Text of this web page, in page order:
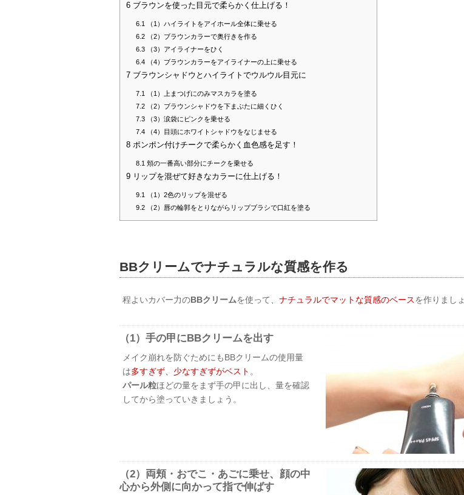
6 ブラウンを使った目元で柔らかく仕上げる！
6.1
（1）ハイライトをアイホール全体に乗せる
6.2（2）ブラウンカラーで奥行きを作る
6.3（3）アイライナーをひく
6.4（4）ブラウンカラーをアイライナーの上に乗せる
7 ブラウンシャドウとハイライトでウルウル目元に
7.1
（1）上まつげにのみマスカラを塗る
7.2（2）ブラウンシャドウを下まぶたに細くひく
7.3（3）涙袋にピンクを乗せる
7.4（4）目頭にホワイトシャドウをなじませる
8 ポンポン付けチークで柔らかく血色感を足す！
8.1 頬の一番高い部分にチークを乗せる
9 リップを混ぜて好きなカラーに仕上げる！
9.1
（1）2色のリップを混ぜる
9.2（2）唇の輪郭をとりながらリップブラシで口紅を塗る
BBクリームでナチュラルな質感を作る
程よいカバー力のBBクリームを使って、 ナチュラルでマットな質感のベースを作りまし
（1）手の甲にBBクリームを出す
メイク崩れを防ぐためにもBBクリームの使用量
は多すぎず、少なすぎずがベスト 。
パール粒ほどの量をまず手の甲に出し、量を確認
してから塗っていきましょう。
（2）両頬・おでこ・あごに乗せ、顔の中
心から外側に向かって指で伸ばす